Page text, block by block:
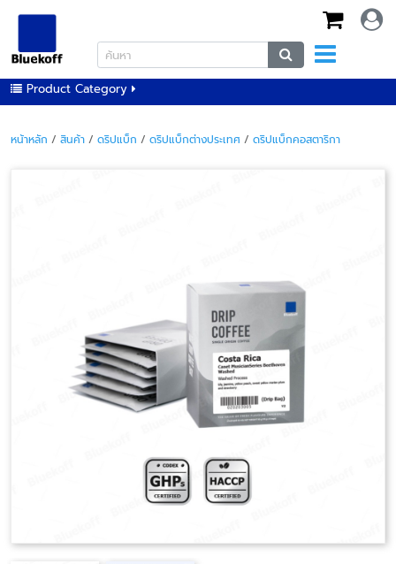
Product Category
หน้าหลัก / สินค้า / ดริปแบ็ก / ดริปแบ็กต่างประเทศ / ดริปแบ็กคอสตาริกา